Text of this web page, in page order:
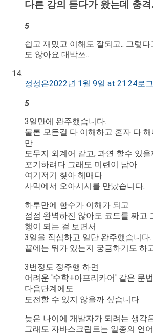
다른 강의 듣다가 왔는데 충격
5
쉽고 재밌고 이해도 잘되고.. 그렇
도 않아요 대박쓰..
정성은2022년 1월 9일 at 21:24로
5
3일만에 완주했습니다.
물론 모든걸 다 이해하고 혼자 다 해
만
도무지 외계어 같고, 과연 할수 있을
포기하려다 그래도 미련이 남아
여기저기 찾아 헤매다
사막에서 오아시시를 만났습니다.
하루만에 함수가 이해가 되고
점점 완벽하진 않아도 코드를 짜고
행이 되는 걸 보면서
3일을 작심하고 일단 완주했습니다.
끝에는 뭐가 있는지 궁금하기도 하
3번정도 정주행 하면
어려운 '수학+아프리카어' 같은 문
다음단계에도
도전할 수 있지 않을까 싶습니다.
늦은 나이에 개발자가 되려는 생각
그래도 자바스크립트는 일종의 언